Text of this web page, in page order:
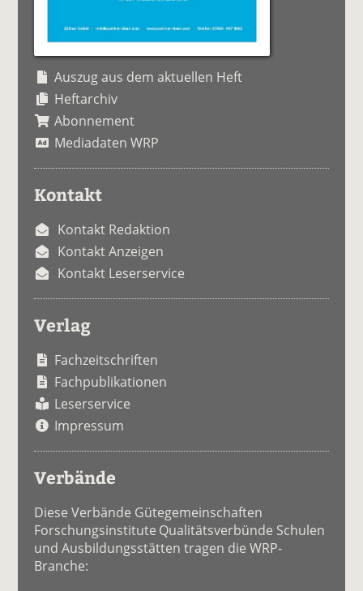
Auszug aus dem aktuellen Heft
Heftarchiv
Abonnement
Mediadaten WRP
Kontakt
Kontakt Redaktion
Kontakt Anzeigen
Kontakt Leserservice
Verlag
Fachzeitschriften
Fachpublikationen
Leserservice
Impressum
Verbände
Diese Verbände Gütegemeinschaften
Forschungsinstitute Qualitätsverbünde Schulen
und Ausbildungsstätten tragen die WRP-
Branche: